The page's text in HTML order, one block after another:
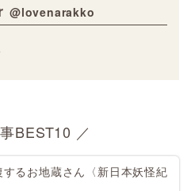
BEST10 ／
るお地蔵さん〈新日本妖怪紀